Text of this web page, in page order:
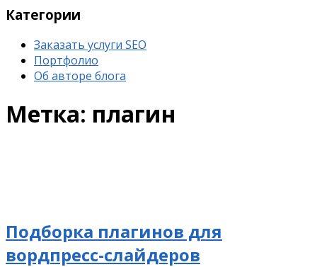
Категории
Заказать услуги SEO
Портфолио
Об авторе блога
Метка: плагин
Подборка плагинов для
вордпресс-слайдеров